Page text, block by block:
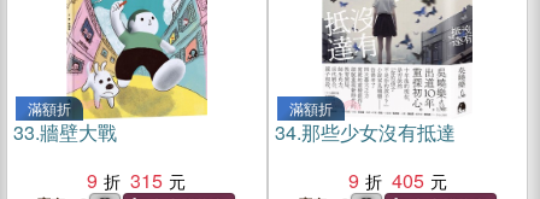
滿額折
33.牆壁大戰
9
315
滿額折
34.那些少女沒有抵達
9
405